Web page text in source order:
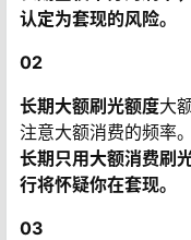
认定为套现的风险。
02
长期大额刷光额度大
注意大额消费的频率。
长期只用大额消费刷
行将怀疑你在套现。
03